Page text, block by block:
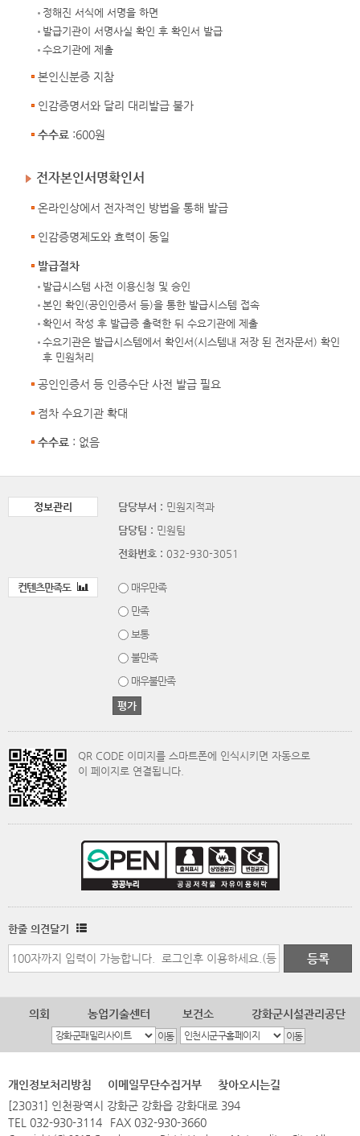
정해진 서식에 서명을 하면
발급기관이 서명사실 확인 후 확인서 발급
수요기관에 제출
본인신분증 지참
인감증명서와 달리 대리발급 불가
수수료 :600원
전자본인서명확인서
온라인상에서 전자적인 방법을 통해 발급
인감증명제도와 효력이 동일
발급절차
발급시스템 사전 이용신청 및 승인
본인 확인(공인인증서 등)을 통한 발급시스템 접속
확인서 작성 후 발급증 출력한 뒤 수요기관에 제출
수요기관은 발급시스템에서 확인서(시스템내 저장 된 전자문서) 확인
후 민원처리
공인인증서 등 인증수단 사전 발급 필요
점차 수요기관 확대
수수료 : 없음
정보관리 담당부서 : 민원지적과
담당팀 : 민원팀
전화번호 : 032-930-3051
컨텐츠만족도
매우만족
만족
보통
불만족
매우불만족
QR CODE 이미지를 스마트폰에 인식시키면 자동으로
이 페이지로 연결됩니다.
한줄 의견달기
의회 농업기술센터 보건소 강화군시설관리공단
개인정보처리방침 이메일무단수집거부
찾아오시는길
[23031] 인천광역시 강화군 강화읍 강화대로 394
TEL 032-930-3114
FAX 032-930-3660